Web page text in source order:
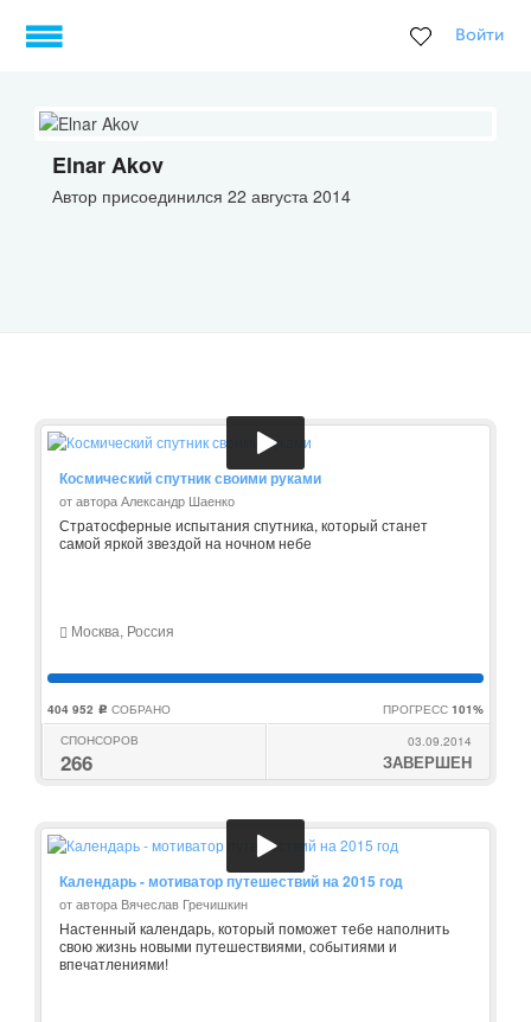
Войти
Elnar Akov
Автор присоединился 22 августа 2014
Космический спутник своими руками
от автора Александр Шаенко
Стратосферные испытания спутника, который станет
самой яркой звездой на ночном небе
Москва, Россия
404 952 c СОБРАНО ПРОГРЕСС 101%
СПОНСОРОВ
266
03.09.2014
ЗАВЕРШЕН
Календарь - мотиватор путешествий на 2015 год
от автора Вячеслав Гречишкин
Настенный календарь, который поможет тебе наполнить
свою жизнь новыми путешествиями, событиями и
впечатлениями!